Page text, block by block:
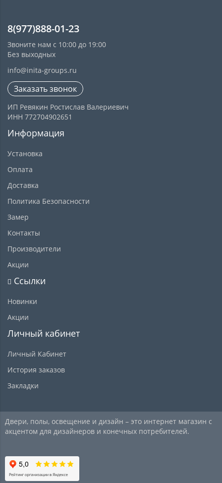
8(977)888-01-23
Звоните нам с 10:00 до 19:00
Без выходных
info@inita-groups.ru
Заказать звонок
ИП Ревякин Ростислав Валериевич
ИНН 772704902651
Информация
Установка
Оплата
Доставка
Политика Безопасности
Замер
Контакты
Производители
Акции
Ссылки
Новинки
Акции
Личный кабинет
Личный Кабинет
История заказов
Закладки
Двери, полы, освещение и дизайн – это интернет магазин с
акцентом для дизайнеров и конечных потребителей.